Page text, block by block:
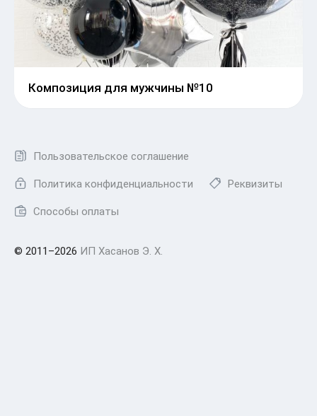
Композиция для мужчины №10
Пользовательское соглашение
Политика конфиденциальности Реквизиты
Способы оплаты
© 2011–2026 ИП Хасанов Э. Х.